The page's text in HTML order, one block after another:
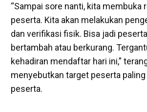
“Sampai sore nanti, kita membuka
peserta. Kita akan melakukan
dan verifikasi fisik. Bisa jadi
bertambah atau berkurang.
kehadiran mendaftar hari ini,”
menyebutkan target peserta
peserta.